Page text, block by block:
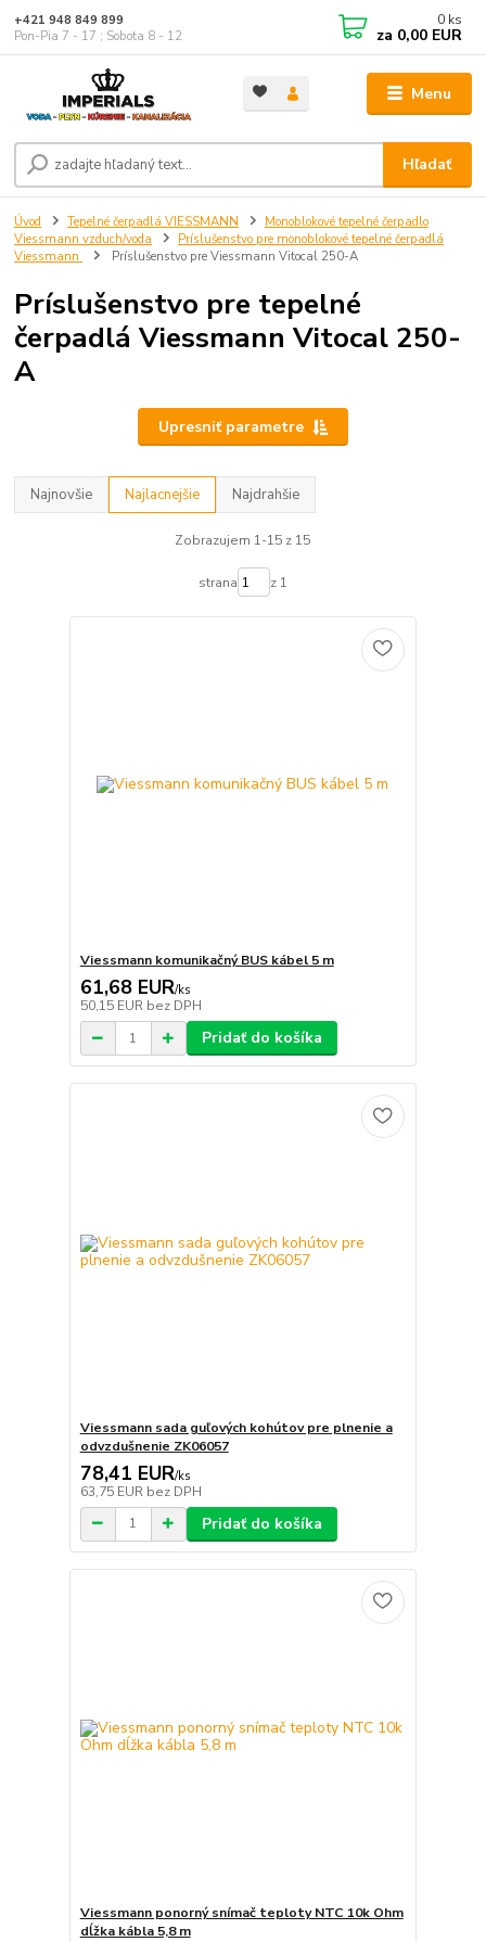
Menu
Hľadať
+421 948 849 899
Pon-Pia 7 - 17 ; Sobota 8 - 12
0 ks
za 0,00 EUR
Úvod Tepelné čerpadlá VIESSMANN
Monoblokové tepelné čerpadlo
Viessmann vzduch/voda
Príslušenstvo pre monoblokové tepelné čerpadlá
Viessmann
Príslušenstvo pre Viessmann Vitocal 250-A
Príslušenstvo pre tepelné
čerpadlá Viessmann Vitocal 250-
A
Upresniť parametre
Najnovšie Najlacnejšie Najdrahšie
Zobrazujem 1-15 z 15
strana z 1
Viessmann komunikačný BUS kábel 5 m
61,68 EUR/ks
50,15 EUR bez DPH
Pridať do košíka
Viessmann sada guľových kohútov pre plnenie a
odvzdušnenie ZK06057
78,41 EUR/ks
63,75 EUR bez DPH
Pridať do košíka
Viessmann ponorný snímač teploty NTC 10k Ohm
dĺžka kábla 5,8 m